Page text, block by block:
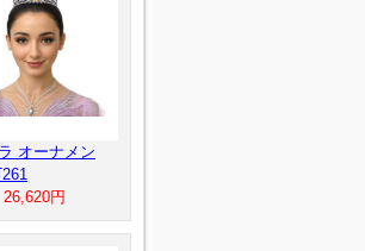
オーナメン
26,620円